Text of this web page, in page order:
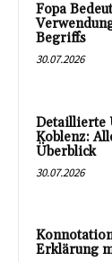
Fopa
Begriffs
30.07.2026
Detaillierte
Koblenz:
Überblick
30.07.2026
Erklärung